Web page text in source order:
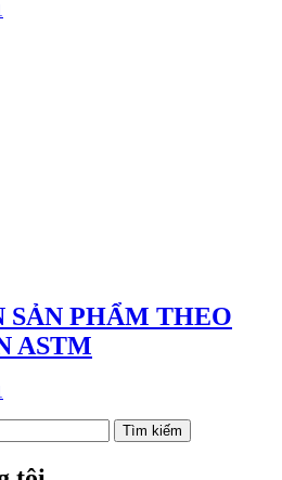
SẢN PHẨM THEO
ASTM